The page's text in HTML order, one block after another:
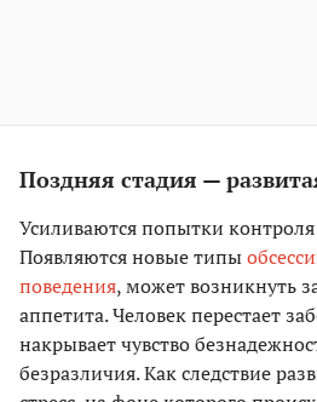
Поздняя стадия —
Усиливаются попытки контроля
Появляются новые типы
поведения, может возникнуть
аппетита. Человек перестает
накрывает чувство
безразличия. Как следствие